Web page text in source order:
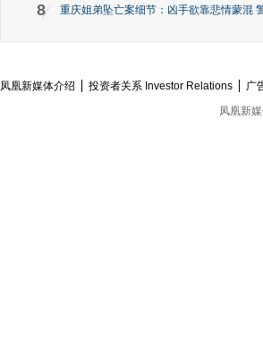
8 重庆姐弟坠亡案细节：凶手欲靠悲情蒙混
凤凰新媒体介绍 投资者关系 Investor Relations 广
凤凰新